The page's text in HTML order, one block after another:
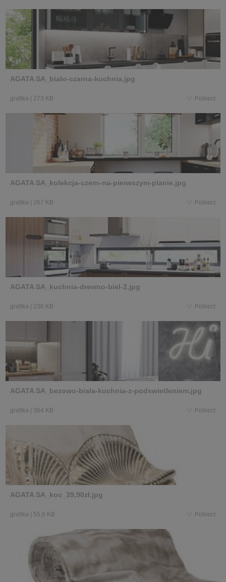
AGATA SA_bialo-czarna-kuchnia.jpg
grafika | 273 KB Pobierz
AGATA SA_kolekcja-czern-na-pierwszym-planie.jpg
grafika | 267 KB Pobierz
AGATA SA_kuchnia-drewno-biel-2.jpg
grafika | 236 KB Pobierz
AGATA SA_bezowo-biala-kuchnia-z-podswietleniem.jpg
grafika | 364 KB Pobierz
AGATA SA_koc_39,90zł.jpg
grafika | 55,6 KB Pobierz